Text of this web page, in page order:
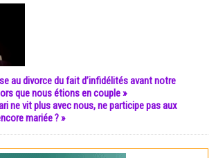
au divorce du fait d’infidélités avant notre
que nous étions en couple »
ne vit plus avec nous, ne participe pas aux
mariée ? »